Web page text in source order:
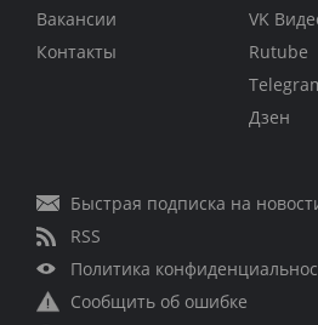
Вакансии
Контакты
VK
Rutube
Дзен
Быстрая подписка на
RSS
Политика
Сообщить об ошибке